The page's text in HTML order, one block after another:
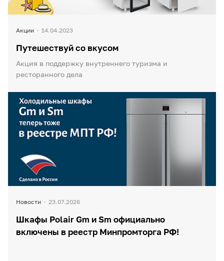
Акции 14.04.2023
Путешествуй со вкусом
Акция в поддержку внутреннего туризма и
ресторанного дела
Новости 23.07.2026
Шкафы Polair Gm и Sm официально
включены в реестр Минпромторга РФ!